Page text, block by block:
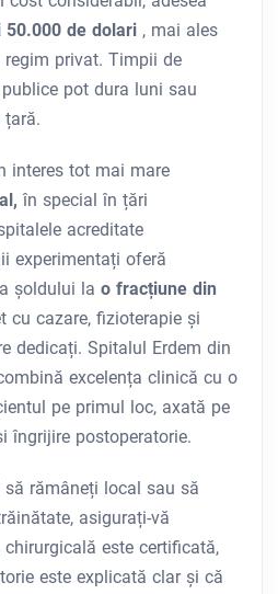
50.000 de dolari , mai ales
privat. Timpii de
pot dura luni sau
interes tot mai mare
în special în țări
acreditate
experimentați oferă
șoldului la o fracțiune din
cu cazare, fizioterapie și
dedicați. Spitalul Erdem din
excelența clinică cu o
pe primul loc, axată pe
îngrijire postoperatorie.
rămâneți local sau să
asigurați-vă
este certificată,
este explicată clar și că